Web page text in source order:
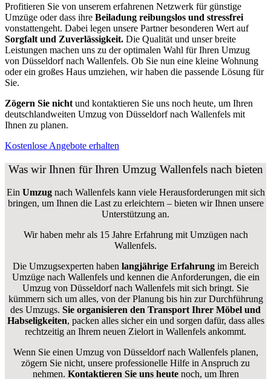
Profitieren Sie von unserem erfahrenen Netzwerk für günstige
Umzüge oder dass ihre Beiladung reibungslos und stressfrei
vonstattengeht. Dabei legen unsere Partner besonderen Wert auf
Sorgfalt und Zuverlässigkeit. Die Qualität und unser breite
Leistungen machen uns zu der optimalen Wahl für Ihren Umzug
von Düsseldorf nach Wallenfels. Ob Sie nun eine kleine Wohnung
oder ein großes Haus umziehen, wir haben die passende Lösung für
Sie.
Zögern Sie nicht und kontaktieren Sie uns noch heute, um Ihren
deutschlandweiten Umzug von Düsseldorf nach Wallenfels mit
Ihnen zu planen.
Kostenlose Angebote erhalten
Was wir Ihnen für Ihren Umzug Wallenfels nach bieten
Ein Umzugnach Wallenfels kann viele Herausforderungen mit sich
bringen, um Ihnen die Last zu erleichtern – bieten wir Ihnen unsere
Unterstützung an.
Wir haben mehr als 15 Jahre Erfahrung mit Umzügen nach
Wallenfels.
Die Umzugsexperten haben langjährige Erfahrungim Bereich
Umzüge nach Wallenfels und kennen die Anforderungen, die ein
Umzug von Düsseldorf nach Wallenfels mit sich bringt. Sie
kümmern sich um alles, von der Planung bis hin zur Durchführung
des Umzugs. Sie organisieren den Transport Ihrer Möbel und
Habseligkeiten, packen alles sicher ein und sorgen dafür, dass alles
rechtzeitig an Ihrem neuen Zielort in Wallenfels ankommt.
Wenn Sie einen Umzug von Düsseldorf nach Wallenfels planen,
zögern Sie nicht, unsere professionelle Hilfe in Anspruch zu
nehmen. Kontaktieren Sie uns heutenoch, um Ihren